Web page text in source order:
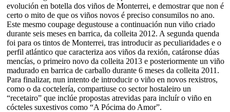
evolución en botella dos viños de Monterrei, e demostrar que non é
certo o mito de que os viños novos é preciso consumilos no ano.
Este mesmo coupage degustouse a continuación nun viño criado
durante seis meses en barrica, da colleita 2012. A segunda quenda
foi para os tintos de Monterrei, tras introducir as peculiaridades e o
perfil atlántico que caracteriza aos viños da rexión, catáronse dúas
mencías, o primeiro novo da colleita 2013 e posteriormente un viño
madurado en barrica de carballo durante 6 meses da colleita 2011.
Para finalizar, nun intento de introducir o viño en novos rexistros,
como o da coctelería, compartiuse co sector hostaleiro un
“recetairo” que inclúe propostas atrevidas para incluír o viño en
cócteles suxestivos como “A Pócima do Amor”.